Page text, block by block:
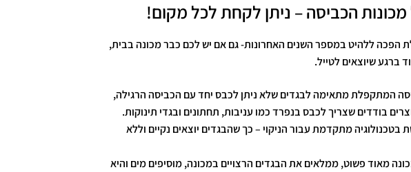
הכביסה – ניתן לקחת לכל מקום!
הפכה ללהיט במספר השנים האחרונות- גם אם יש לכם כבר מכונה בבית,
ברגע שיוצאים לטייל.
המתקפלת מתאימה לבגדים שלא ניתן לכבס יחד עם הכביסה הרגילה,
בודדים שצריך לכבס בנפרד כמו עניבות, תחתונים ובגדי תינוקות.
מתקדמת עבור הניקוי – כך שהבגדים יוצאים נקיים וללא
מאוד פשוט, ממלאים את הבגדים הרצויים במכונה, מוסיפים מים והיא